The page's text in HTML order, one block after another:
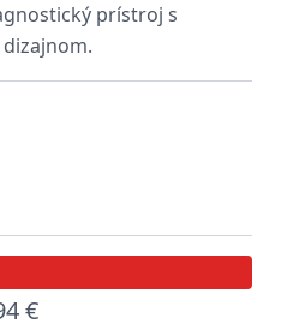
prístroj s
€